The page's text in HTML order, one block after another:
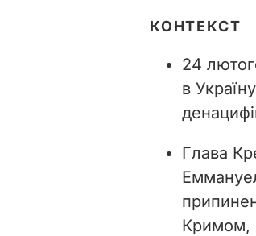
КОНТЕКСТ
24
в
Глава
Кримом,